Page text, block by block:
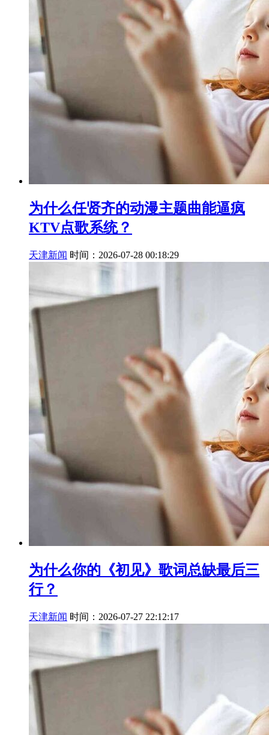
为什么任贤齐的动漫主题曲能逼疯
KTV点歌系统？
天津新闻 时间：2026-07-28 00:18:29
为什么你的《初见》歌词总缺最后三
行？
天津新闻 时间：2026-07-27 22:12:17